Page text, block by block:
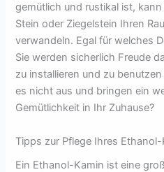
gemütlich und rustikal ist,
Stein oder Ziegelstein Ihren
verwandeln. Egal für welches
Sie werden sicherlich Freude
zu installieren und zu
es nicht aus und bringen ein
Gemütlichkeit in Ihr Zuhause?
Tipps zur Pflege Ihres
Ein Ethanol-Kamin ist eine